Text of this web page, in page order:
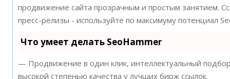
продвижение сайта прозрачным и простым занятием.
пресс-релизы - используйте по максимуму потенциал
Что умеет делать SeoHammer
— Продвижение в один клик, интеллектуальный
высокой степенью качества у лучших бирж ссылок.